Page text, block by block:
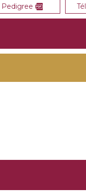
Pedigree